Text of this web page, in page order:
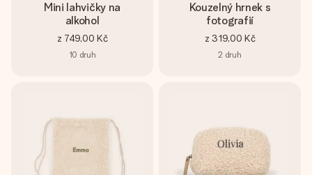
Mini lahvičky na
alkohol
z 749,00 Kč
10 druh
Kouzelný hrnek s
fotografií
z 319,00 Kč
2 druh